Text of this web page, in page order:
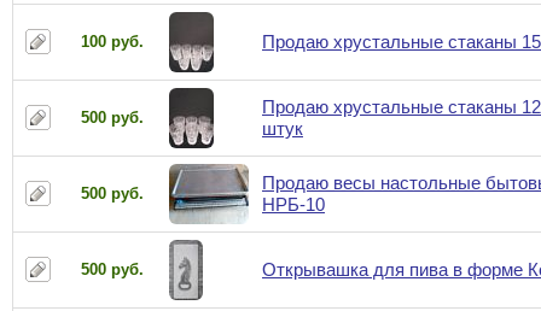
100 руб. Продаю хрустальные стаканы
500 руб.
Продаю хрустальные стаканы
штук
500 руб.
Продаю весы настольные
НРБ-10
500 руб. Открывашка для пива в форме